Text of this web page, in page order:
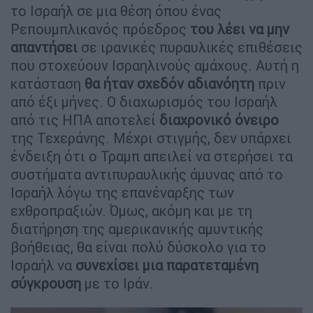
το Ισραήλ σε μια θέση όπου ένας
Ρεπουμπλικανός πρόεδρος του λέει να μην
απαντήσει σε ιρανικές πυραυλικές επιθέσεις
που στοχεύουν Ισραηλινούς αμάχους. Αυτή η
κατάσταση θα ήταν σχεδόν αδιανόητη πριν
από έξι μήνες. Ο διαχωρισμός του Ισραήλ
από τις ΗΠΑ αποτελεί διαχρονικό όνειρο
της Τεχεράνης. Μέχρι στιγμής, δεν υπάρχει
ένδειξη ότι ο Τραμπ απειλεί να στερήσει τα
συστήματα αντιπυραυλικής άμυνας από το
Ισραήλ λόγω της επανέναρξης των
εχθροπραξιών. Όμως, ακόμη και με τη
διατήρηση της αμερικανικής αμυντικής
βοήθειας, θα είναι πολύ δύσκολο για το
Ισραήλ να συνεχίσει μια παρατεταμένη
σύγκρουση με το Ιράν.